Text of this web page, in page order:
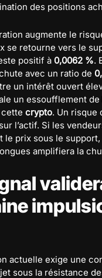
des positions
augmente le
se retourne vers le
positif à 0,0062 %.
avec un ratio de
un intérêt ouvert
un essoufflement de
crypto. Un risque
l’actif. Si les
le prix sous le
amplifiera la
actuelle exige une
sous la résistance